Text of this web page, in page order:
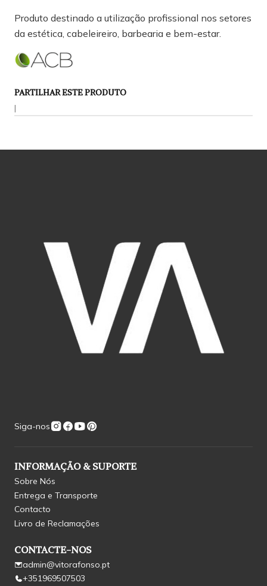
Produto destinado a utilização profissional nos setores
da estética, cabeleireiro, barbearia e bem-estar.
PARTILHAR ESTE PRODUTO
|
Siga-nos
INFORMAÇÃO & SUPORTE
Sobre Nós
Entrega e Transporte
Contacto
Livro de Reclamações
CONTACTE-NOS
admin@vitorafonso.pt
+351969507503